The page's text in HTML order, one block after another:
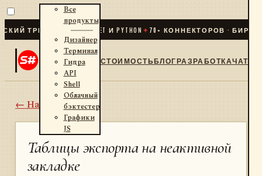
ТРЕЙДИНГ ДЛЯ .NET И PYTHON✦ 70+ КОННЕКТОРОВ · БИРЖИ ·
Все
продукты
Дизайнер
Терминал
Гидра
API
Shell
Облачный
бэктестер
Графики
JS
СТОИМОСТЬБЛОГРАЗРАБОТКАЧАТ
← Назад
Таблицы экспорта на неактивной
закладке